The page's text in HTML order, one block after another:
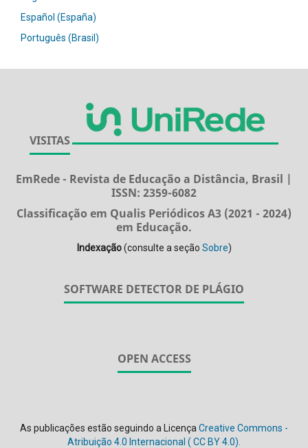
Español (España)
Português (Brasil)
VISITAS
EmRede - Revista de Educação a Distância, Brasil |
ISSN: 2359-6082
Classificação em Qualis Periódicos A3 (2021 - 2024)
em Educação.
Indexação(consulte a seção Sobre)
SOFTWARE DETECTOR DE PLÁGIO
OPEN ACCESS
As publicações estão seguindo a Licença Creative Commons -
Atribuição 4.0 Internacional ( CC BY 4.0).